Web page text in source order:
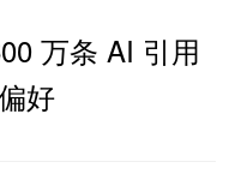
万条 AI 引用
好